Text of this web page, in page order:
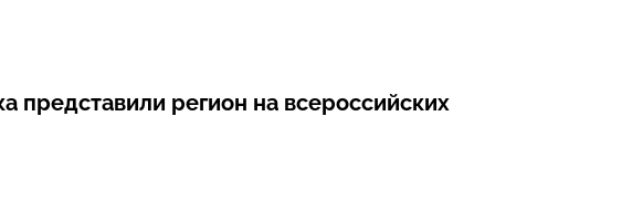
представили регион на всероссийских